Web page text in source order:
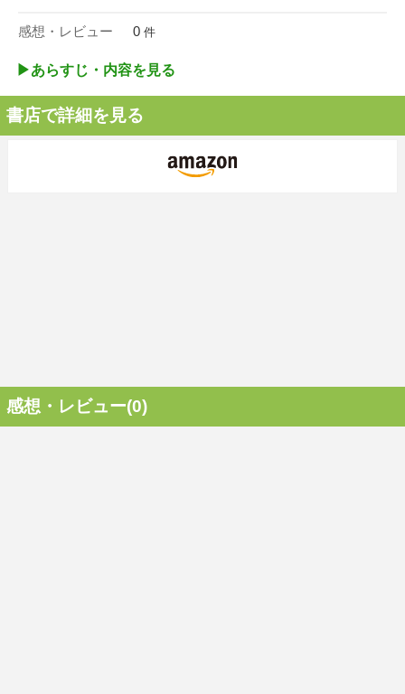
感想・レビュー 0 件
▶︎あらすじ・内容を見る
書店で詳細を見る
感想・レビュー(0)